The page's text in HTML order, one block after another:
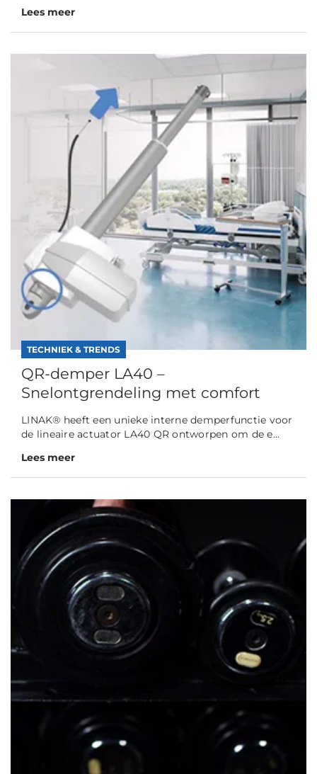
Lees meer
TECHNIEK & TRENDS
QR-demper LA40 –
Snelontgrendeling met comfort
LINAK® heeft een unieke interne demperfunctie voor
de lineaire actuator LA40 QR ontworpen om de e...
Lees meer